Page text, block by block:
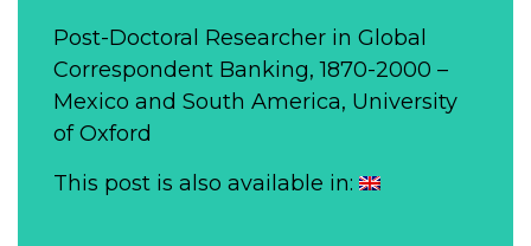
Post-Doctoral Researcher in Global
Correspondent Banking, 1870-2000 –
Mexico and South America, University
of Oxford
This post is also available in: